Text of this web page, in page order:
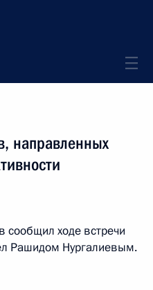
направленных
ходе встречи
Рашидом Нургалиевым.